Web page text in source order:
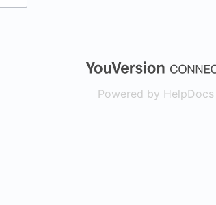
Powered by HelpDocs